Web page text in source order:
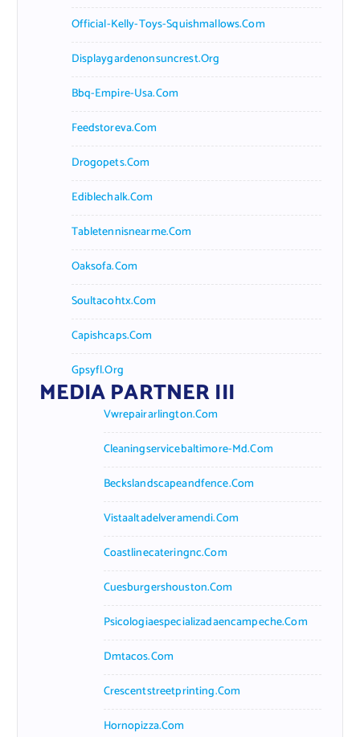
Official-Kelly-Toys-Squishmallows.com
Displaygardenonsuncrest.org
Bbq-Empire-Usa.com
Feedstoreva.com
Drogopets.com
Ediblechalk.com
Tabletennisnearme.com
Oaksofa.com
Soultacohtx.com
Capishcaps.com
Gpsyfl.org
MEDIA PARTNER III
Vwrepairarlington.com
Cleaningservicebaltimore-Md.com
Beckslandscapeandfence.com
Vistaaltadelveramendi.com
Coastlinecateringnc.com
Cuesburgershouston.com
Psicologiaespecializadaencampeche.com
Dmtacos.com
Crescentstreetprinting.com
Hornopizza.com